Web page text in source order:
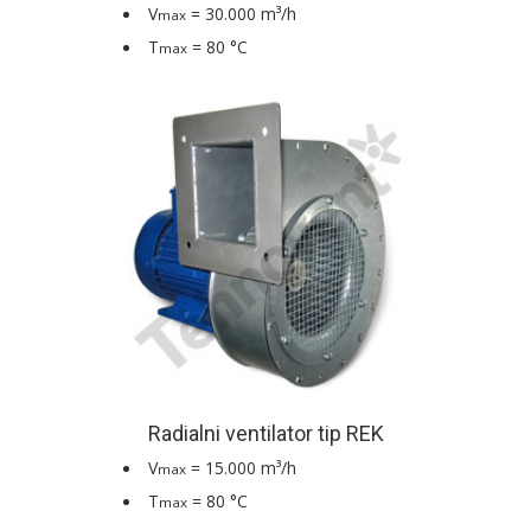
Vmax = 30.000 m³/h
Tmax = 80 °C
Radialni ventilator tip REK
Vmax = 15.000 m³/h
Tmax = 80 °C